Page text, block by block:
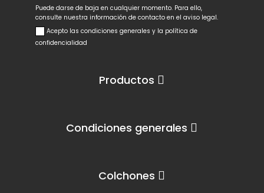
Productos
Condiciones generales
Colchones
Puede darse de baja en cualquier momento. Para ello,
consulte nuestra información de contacto en el aviso legal.
Acepto las condiciones generales y la política de
confidencialidad